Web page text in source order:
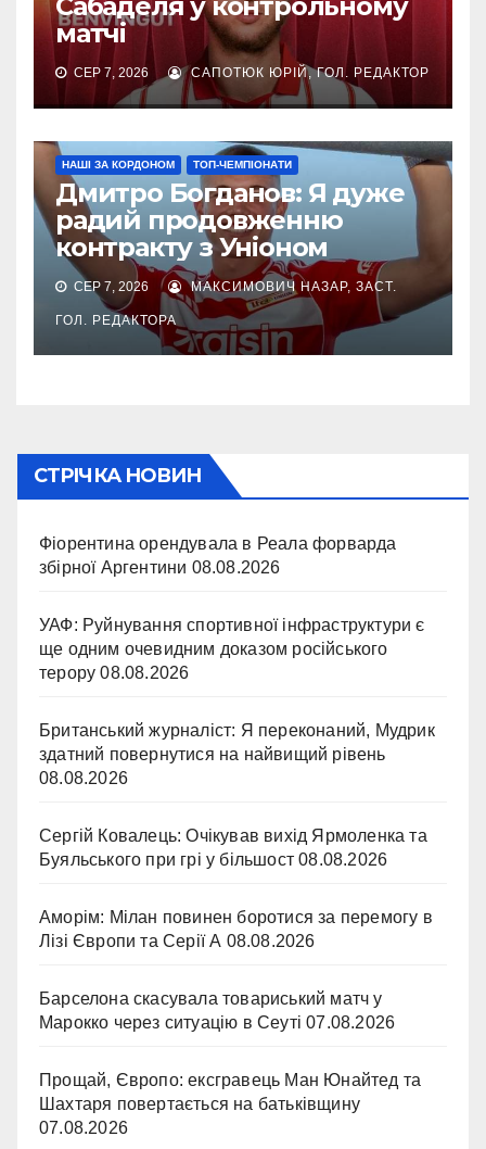
матчі
СЕР 7, 2026 САПОТЮК ЮРІЙ, ГОЛ. РЕДАКТОР
НАШІ ЗА КОРДОНОМ ТОП-ЧЕМПІОНАТИ
Дмитро Богданов: Я дуже
радий продовженню
контракту з Уніоном
СЕР 7, 2026 МАКСИМОВИЧ НАЗАР, ЗАСТ.
ГОЛ. РЕДАКТОРА
СТРІЧКА НОВИН
Фіорентина орендувала в Реала форварда
збірної Аргентини 08.08.2026
УАФ: Руйнування спортивної інфраструктури є
ще одним очевидним доказом російського
терору 08.08.2026
Британський журналіст: Я переконаний, Мудрик
здатний повернутися на найвищий рівень
08.08.2026
Сергій Ковалець: Очікував вихід Ярмоленка та
Буяльського при грі у більшост 08.08.2026
Аморім: Мілан повинен боротися за перемогу в
Лізі Європи та Серії А 08.08.2026
Барселона скасувала товариський матч у
Марокко через ситуацію в Сеуті 07.08.2026
Прощай, Європо: ексгравець Ман Юнайтед та
Шахтаря повертається на батьківщину
07.08.2026